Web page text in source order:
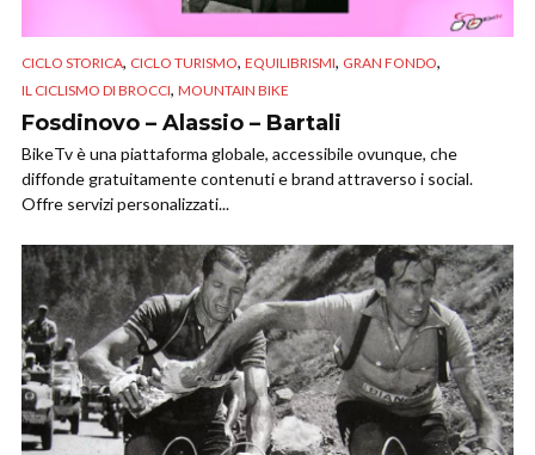
CICLO STORICA, CICLO TURISMO, EQUILIBRISMI, GRAN FONDO,
IL CICLISMO DI BROCCI, MOUNTAIN BIKE
Fosdinovo – Alassio – Bartali
BikeTv è una piattaforma globale, accessibile ovunque, che
diffonde gratuitamente contenuti e brand attraverso i social.
Offre servizi personalizzati...